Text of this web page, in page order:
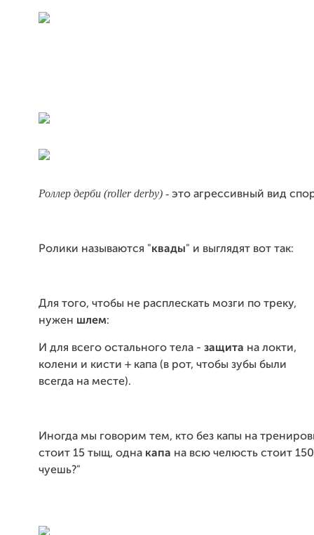
Роллер дерби (roller derby) - это агрессивный вид
Ролики называются "квады" и выглядят вот так:
Для того, чтобы не расплескать мозги по треку,
нужен шлем:
И для всего остального тела - защита на локти,
колени и кисти + капа (в рот, чтобы зубы были
всегда на месте).
Иногда мы говорим тем, кто без капы на
стоит 15 тыщ, одна капа на всю челюсть стоит
чуешь?"